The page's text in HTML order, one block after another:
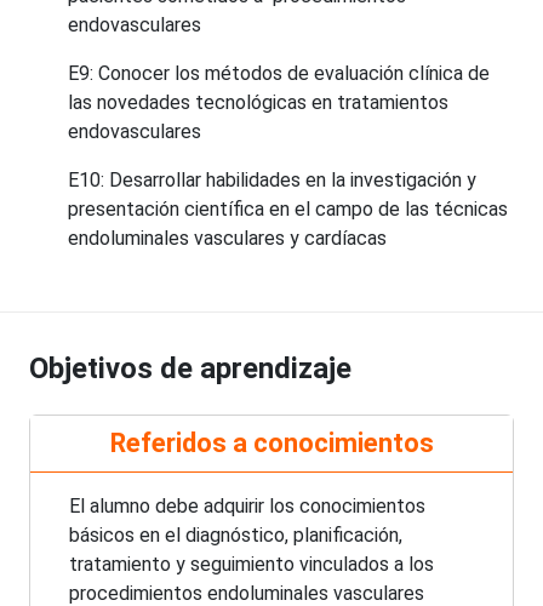
endovasculares
E9: Conocer los métodos de evaluación clínica de
las novedades tecnológicas en tratamientos
endovasculares
E10: Desarrollar habilidades en la investigación y
presentación científica en el campo de las técnicas
endoluminales vasculares y cardíacas
Objetivos de aprendizaje
Referidos a conocimientos
El alumno debe adquirir los conocimientos
básicos en el diagnóstico, planificación,
tratamiento y seguimiento vinculados a los
procedimientos endoluminales vasculares